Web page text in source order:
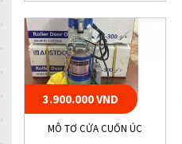
3.900.000 VND
MÔ TƠ CỬA CUỐN ÚC